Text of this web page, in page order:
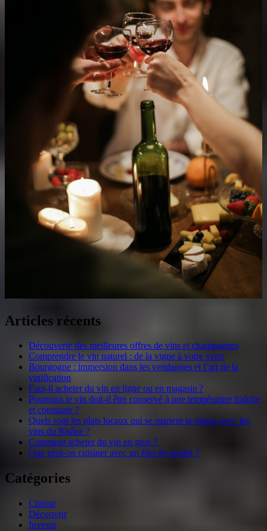
Articles récents
Découverte des meilleures offres de vins et champagnes
Comprendre le vin naturel : de la vigne à votre verre
Bourgogne : immersion dans les vendanges et l’art de la
vinification
Faut-il acheter du vin en ligne ou en magasin ?
Pourquoi le vin doit-il être conservé à une température fraîche
et constante ?
Quels sont les plats locaux qui se marient le mieux avec les
vins du Rhône ?
Comment acheter du vin en gros ?
Que peut-on cuisiner avec un filet de poulet ?
Catégories
Choisir
Découvrir
Investir